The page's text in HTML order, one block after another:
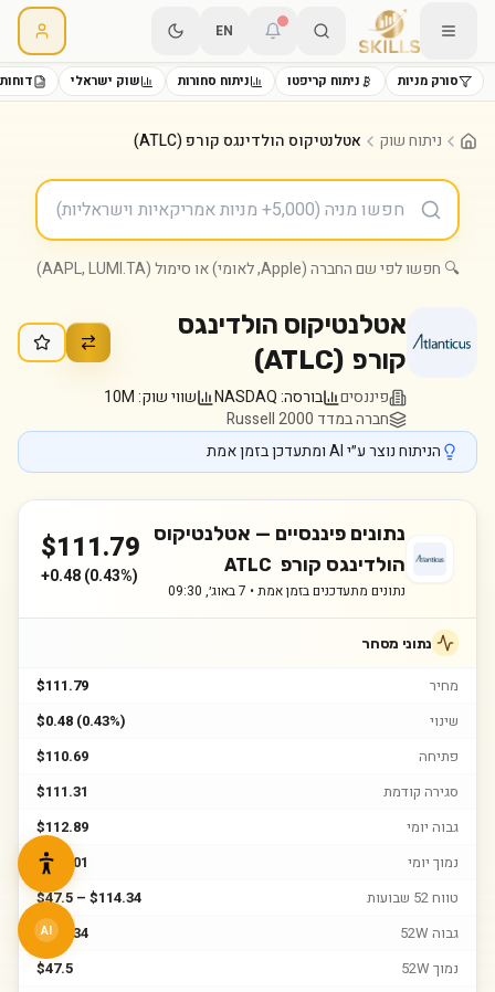
EN
סורק מניות ניתוח קריפטו ניתוח סחורות שוק ישראלי
ניתוח שוק אטלנטיקוס הולדינגס קורפ (ATLC)
🔍 חפשו לפי שם החברה (Apple, לאומי) או סימול (AAPL, LUMI.TA)
אטלנטיקוס הולדינגס
קורפ (
ATLC
)
פיננסים בורסה:NASDAQ שווי שוק:10M
חברה במדד Russell 2000
הניתוח נוצר ע״י AI ומתעדכן בזמן אמת
נתונים פיננסיים — אטלנטיקוס
הולדינגס קורפ ATLC
נתונים מתעדכנים בזמן אמת • 7 באוג׳, 09:30
$111.79
+0.48(0.43%)
נתוני מסחר
מחיר
$111.79
שינוי
$0.48 (0.43%)
פתיחה
$110.69
סגירה קודמת
$111.31
גבוה יומי
$112.89
נמוך יומי
$110.01
טווח 52 שבועות
$47.5 – $114.34
גבוה 52W
$114.34
נמוך 52W
$47.5
AI